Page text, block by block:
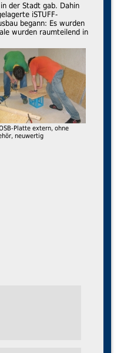
der Stadt gab. Dahin
iSTUFF-
begann: Es wurden
wurden raumteilend in
Platte extern, ohne
neuwertig